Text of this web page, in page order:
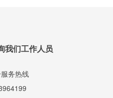
我们工作人员
务热线